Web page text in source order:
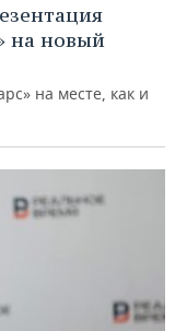
на новый
на месте, как и